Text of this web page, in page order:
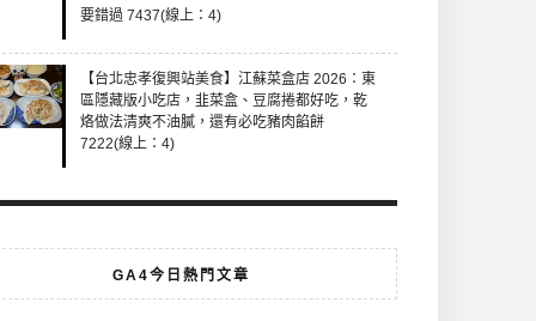
要錯過 7437(線上：4)
【台北忠孝復興站美食】江蘇菜盒店 2026：東
區隱藏版小吃店，韭菜盒、豆腐捲都好吃，乾
烙做法清爽不油膩，還有必吃豬肉餡餅
7222(線上：4)
GA4今日熱門文章